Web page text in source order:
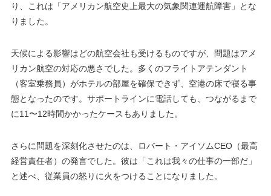
り、これは「アメリカン航空史上最大の気象関連運航障害」とな
りました。
天候による影響はどの航空会社も受けるものですが、問題はアメ
リカン航空の対応の悪さでした。多くのフライトアテンダント
（客室乗務員）がホテルの部屋を確保できず、空港の床で寝る事
態となったのです。サポートラインに電話しても、つながるまで
に11〜12時間かかったケースもありました。
さらに問題を深刻化させたのは、ロバート・アイソムCEO（最高
経営責任者）の発言でした。彼は「これは我々の仕事の一部だ」
と述べ、従業員の怒りに火をつけることになりました。